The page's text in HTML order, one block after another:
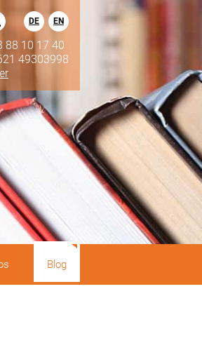
EN
DE
88 10 17 40
49303998
Blog